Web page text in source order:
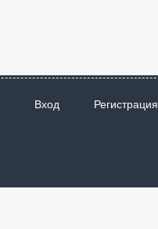
Вход Регистрация